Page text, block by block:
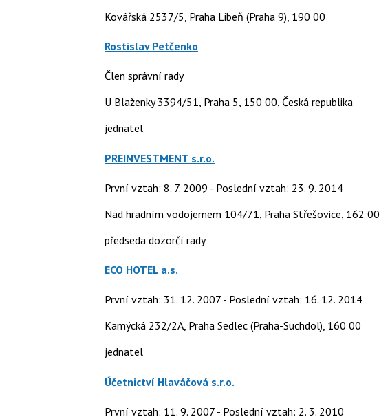
Kovářská 2537/5, Praha Libeň (Praha 9), 190 00
Rostislav Petčenko
Člen správní rady
U Blaženky 3394/51, Praha 5, 150 00, Česká republika
jednatel
PREINVESTMENT s.r.o.
První vztah: 8. 7. 2009 - Poslední vztah: 23. 9. 2014
Nad hradním vodojemem 104/71, Praha Střešovice, 162 00
předseda dozorčí rady
ECO HOTEL a.s.
První vztah: 31. 12. 2007 - Poslední vztah: 16. 12. 2014
Kamýcká 232/2A, Praha Sedlec (Praha-Suchdol), 160 00
jednatel
Účetnictví Hlaváčová s.r.o.
První vztah: 11. 9. 2007 - Poslední vztah: 2. 3. 2010